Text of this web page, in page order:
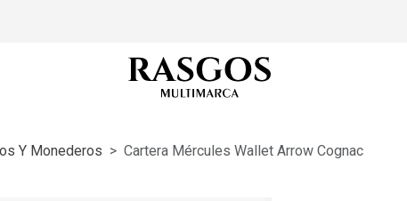
Y Monederos Cartera Mércules Wallet Arrow Cognac